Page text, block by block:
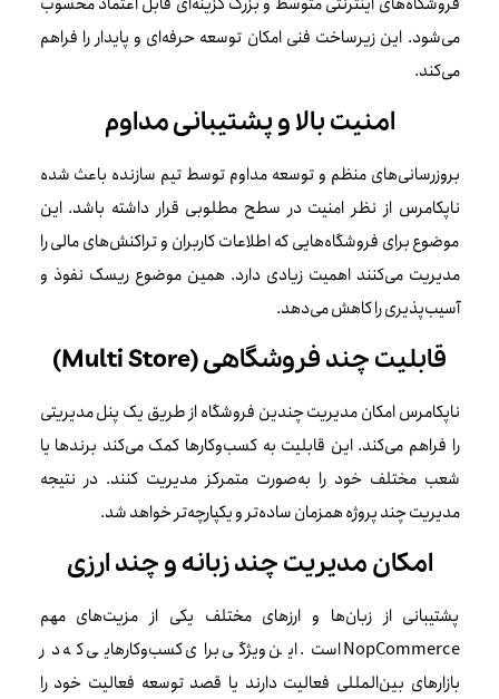
می‌شود. این زیرساخت فنی امکان توسعه حرفه‌ای و پایدار را فراهم
می‌کند.
امنیت بالا و پشتیبانی مداوم
بروزرسانی‌های منظم و توسعه مداوم توسط تیم سازنده باعث شده
ناپکامرس از نظر امنیت در سطح مطلوبی قرار داشته باشد. این
موضوع برای فروشگاه‌هایی که اطلاعات کاربران و تراکنش‌های مالی را
مدیریت می‌کنند اهمیت زیادی دارد. همین موضوع ریسک نفوذ و
آسیب‌پذیری را کاهش می‌دهد.
قابلیت چند فروشگاهی (Multi Store)
ناپکامرس امکان مدیریت چندین فروشگاه از طریق یک پنل مدیریتی
را فراهم می‌کند. این قابلیت به کسب‌وکارها کمک می‌کند برندها یا
شعب مختلف خود را به‌صورت متمرکز مدیریت کنند. در نتیجه
مدیریت چند پروژه همزمان ساده‌تر و یکپارچه‌تر خواهد شد.
امکان مدیریت چند زبانه و چند ارزی
پشتیبانی از زبان‌ها و ارزهای مختلف یکی از مزیت‌های مهم
NopCommerce است. این ویژگی برای کسب‌وکارهایی که در
بازارهای بین‌المللی فعالیت دارند یا قصد توسعه فعالیت خود را